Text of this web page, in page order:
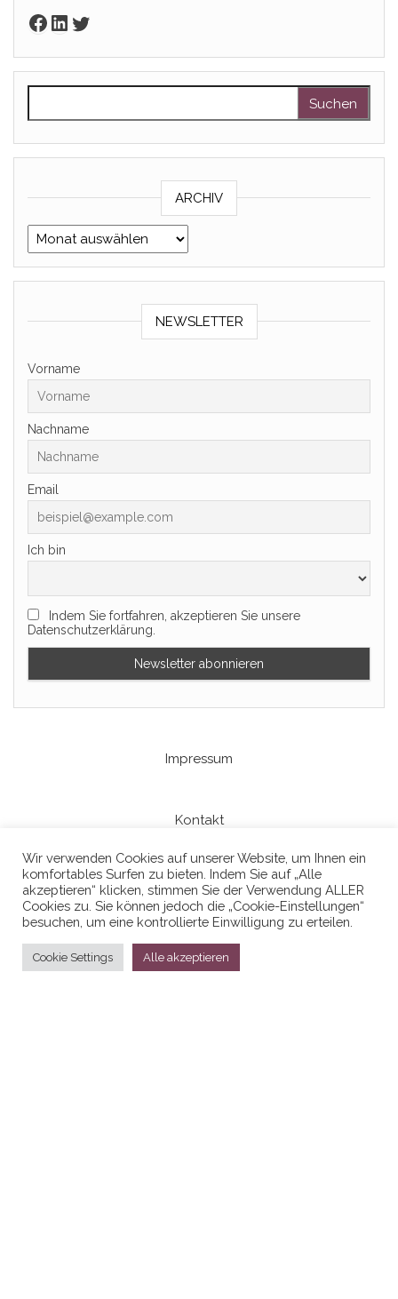
Facebook
LinkedIn
Twitter
ARCHIV
Archiv
NEWSLETTER
Vorname
Nachname
Email
Ich bin
Indem Sie fortfahren, akzeptieren Sie unsere
Datenschutzerklärung.
Impressum
Kontakt
Datenschutzerklaerung
Stolz präsentiert vonWordPress
Wir verwenden Cookies auf unserer Website, um Ihnen ein
komfortables Surfen zu bieten. Indem Sie auf „Alle
akzeptieren“ klicken, stimmen Sie der Verwendung ALLER
Cookies zu. Sie können jedoch die „Cookie-Einstellungen“
besuchen, um eine kontrollierte Einwilligung zu erteilen.
Cookie Settings Alle akzeptieren